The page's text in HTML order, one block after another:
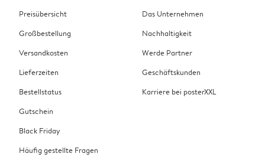
Preisübersicht
Großbestellung
Versandkosten
Lieferzeiten
Bestellstatus
Gutschein
Black Friday
Häufig gestellte Fragen
Das Unternehmen
Nachhaltigkeit
Werde Partner
Geschäftskunden
Karriere bei posterXXL